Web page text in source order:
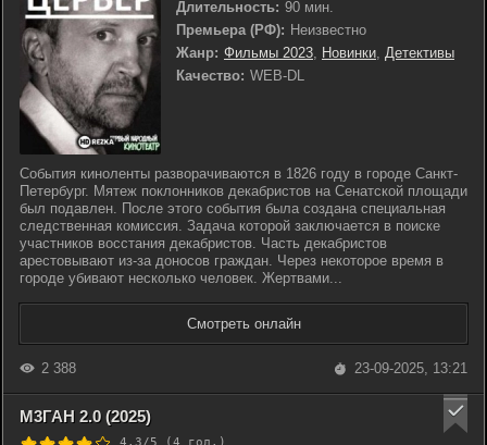
Длительность: 90 мин.
Премьера (РФ): Неизвестно
Жанр: Фильмы 2023, Новинки, Детективы
Качество: WEB-DL
События киноленты разворачиваются в 1826 году в городе Санкт-
Петербург. Мятеж поклонников декабристов на Сенатской площади
был подавлен. После этого события была создана специальная
следственная комиссия. Задача которой заключается в поиске
участников восстания декабристов. Часть декабристов
арестовывают из-за доносов граждан. Через некоторое время в
городе убивают несколько человек. Жертвами...
Смотреть онлайн
2 388 23-09-2025, 13:21
М3ГАН 2.0 (2025)